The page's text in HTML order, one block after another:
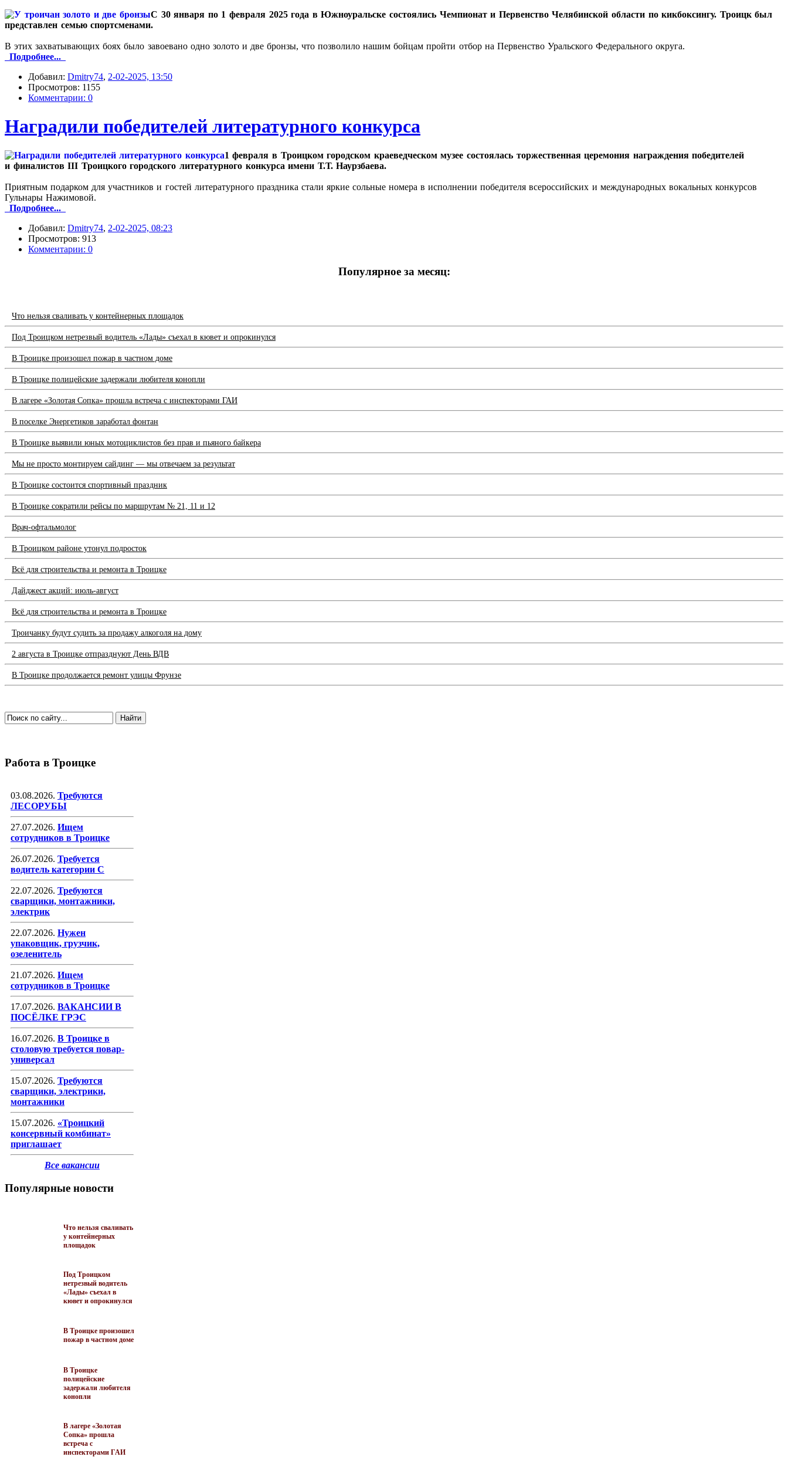
С 30 января по 1 февраля 2025 года в Южноуральске состоялись Чемпионат и Первенство Челябинской области по кикбоксингу. Троицк был
представлен семью спортсменами.
В этих захватывающих боях было завоевано одно золото и две бронзы, что позволило нашим бойцам пройти отбор на Первенство Уральского Федерального округа.
Подробнее...
Добавил: Dmitry74, 2-02-2025, 13:50
Просмотров: 1155
Комментарии: 0
Наградили победителей литературного конкурса
1 февраля в Троицком городском краеведческом музее состоялась торжественная церемония награждения победителей
и финалистов III Троицкого городского литературного конкурса имени Т.Т. Наурзбаева.
Приятным подарком для участников и гостей литературного праздника стали яркие сольные номера в исполнении победителя всероссийских и международных вокальных конкурсов
Гульнары Нажимовой.
Подробнее...
Добавил: Dmitry74, 2-02-2025, 08:23
Просмотров: 913
Комментарии: 0
Популярное за месяц:
Что нельзя сваливать у контейнерных площадок
Под Троицком нетрезвый водитель «Лады» съехал в кювет и опрокинулся
В Троицке произошел пожар в частном доме
В Троицке полицейские задержали любителя конопли
В лагере «Золотая Сопка» прошла встреча с инспекторами ГАИ
В поселке Энергетиков заработал фонтан
В Троицке выявили юных мотоциклистов без прав и пьяного байкера
Мы не просто монтируем сайдинг — мы отвечаем за результат
В Троицке состоится спортивный праздник
В Троицке сократили рейсы по маршрутам № 21, 11 и 12
Врач-офтальмолог
В Троицком районе утонул подросток
Всё для строительства и ремонта в Троицке
Дайджест акций: июль-август
Всё для строительства и ремонта в Троицке
Троичанку будут судить за продажу алкоголя на дому
2 августа в Троицке отпразднуют День ВДВ
В Троицке продолжается ремонт улицы Фрунзе
Работа в Троицке
03.08.2026. Требуются
ЛЕСОРУБЫ
27.07.2026. Ищем
сотрудников в Троицке
26.07.2026. Требуется
водитель категории С
22.07.2026. Требуются
сварщики, монтажники,
электрик
22.07.2026. Нужен
упаковщик, грузчик,
озеленитель
21.07.2026. Ищем
сотрудников в Троицке
17.07.2026. ВАКАНСИИ В
ПОСЁЛКЕ ГРЭС
16.07.2026. В Троицке в
столовую требуется повар-
универсал
15.07.2026. Требуются
сварщики, электрики,
монтажники
15.07.2026. «Троицкий
консервный комбинат»
приглашает
Все вакансии
Популярные новости
Что нельзя сваливать
у контейнерных
площадок
Под Троицком
нетрезвый водитель
«Лады» съехал в
кювет и опрокинулся
В Троицке произошел
пожар в частном доме
В Троицке
полицейские
задержали любителя
конопли
В лагере «Золотая
Сопка» прошла
встреча с
инспекторами ГАИ